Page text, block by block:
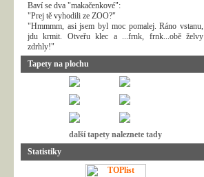
Baví se dva "makačenkové":
"Prej tě vyhodili ze ZOO?"
"Hmmmm, asi jsem byl moc pomalej. Ráno vstanu,
jdu krmit. Otveřu klec a ...frnk, frnk...obě želvy
zdrhly!"
Tapety na plochu
další tapety naleznete tady
Statistiky